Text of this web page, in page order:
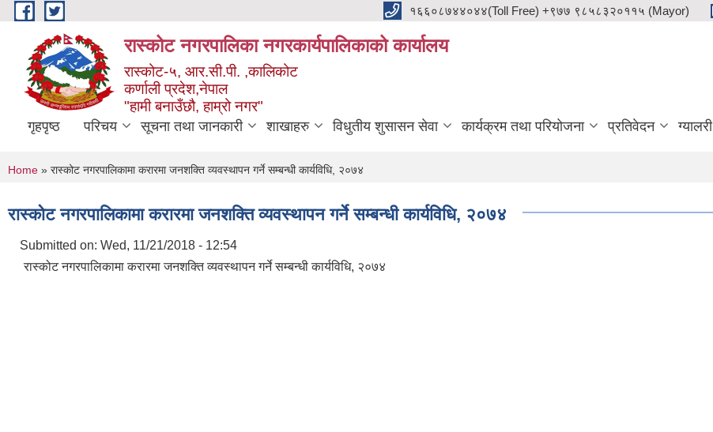
Skip to main content १६६०८७४४०४४(Toll Free) +९७७ ९८५८३२०११५ (Mayor)
रास्कोट नगरपालिका नगरकार्यपालिकाको कार्यालय
रास्कोट-५, आर.सी.पी. ,कालिकोट
कर्णाली प्रदेश,नेपाल
"हामी बनाउँछौ, हाम्रो नगर"
गृहपृष्ठ परिचय सूचना तथा जानकारी शाखाहरु विधुतीय शुसासन सेवा कार्यक्रम तथा परियोजना प्रतिवेदन ग्यालरी
You are here
Home » रास्कोट नगरपालिकामा करारमा जनशक्ति व्यवस्थापन गर्ने सम्बन्धी कार्यविधि, २०७४
रास्कोट नगरपालिकामा करारमा जनशक्ति व्यवस्थापन गर्ने सम्बन्धी कार्यविधि, २०७४
Submitted on: Wed, 11/21/2018 - 12:54
रास्कोट नगरपालिकामा करारमा जनशक्ति व्यवस्थापन गर्ने सम्बन्धी कार्यविधि, २०७४